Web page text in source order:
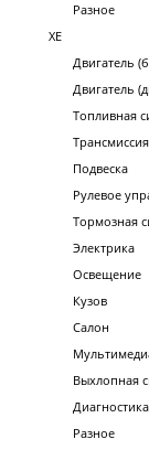
Разное
XE
Двигатель
Двигатель
Топливная
Трансмиссия
Подвеска
Рулевое
Тормозная
Электрика
Освещение
Кузов
Салон
Выхлопная
Разное